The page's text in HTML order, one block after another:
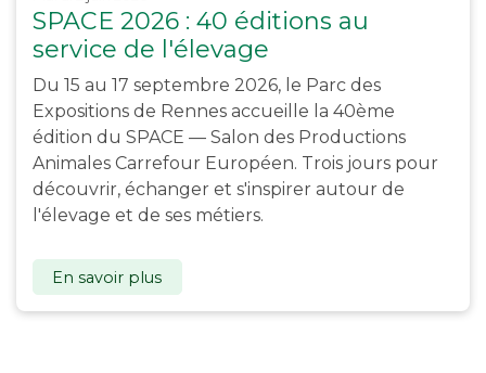
SPACE 2026 : 40 éditions au
service de l'élevage
Du 15 au 17 septembre 2026, le Parc des
Expositions de Rennes accueille la 40ème
édition du SPACE — Salon des Productions
Animales Carrefour Européen. Trois jours pour
découvrir, échanger et s'inspirer autour de
l'élevage et de ses métiers.
En savoir plus